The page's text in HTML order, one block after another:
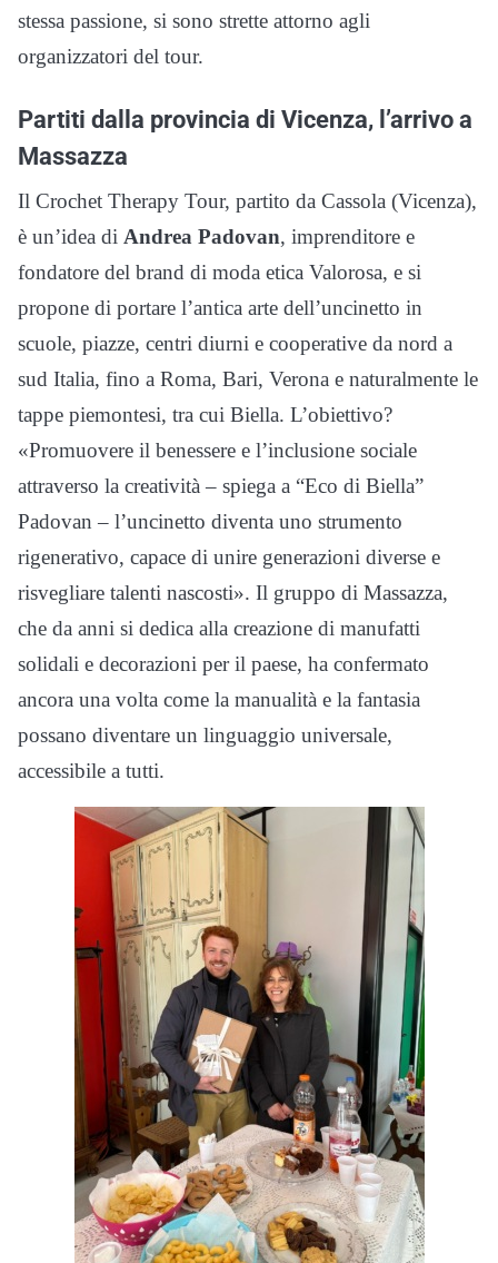
stessa passione, si sono strette attorno agli
organizzatori del tour.
Partiti dalla provincia di Vicenza, l’arrivo a
Massazza
Il Crochet Therapy Tour, partito da Cassola (Vicenza),
è un’idea di Andrea Padovan, imprenditore e
fondatore del brand di moda etica Valorosa, e si
propone di portare l’antica arte dell’uncinetto in
scuole, piazze, centri diurni e cooperative da nord a
sud Italia, fino a Roma, Bari, Verona e naturalmente le
tappe piemontesi, tra cui Biella. L’obiettivo?
«Promuovere il benessere e l’inclusione sociale
attraverso la creatività – spiega a “Eco di Biella”
Padovan – l’uncinetto diventa uno strumento
rigenerativo, capace di unire generazioni diverse e
risvegliare talenti nascosti». Il gruppo di Massazza,
che da anni si dedica alla creazione di manufatti
solidali e decorazioni per il paese, ha confermato
ancora una volta come la manualità e la fantasia
possano diventare un linguaggio universale,
accessibile a tutti.